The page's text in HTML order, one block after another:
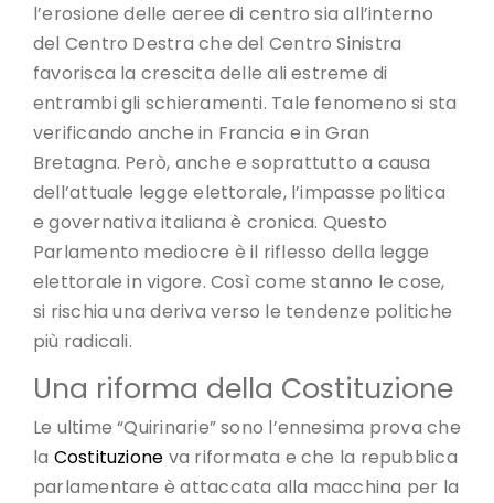
l’erosione delle aeree di centro sia all’interno
del Centro Destra che del Centro Sinistra
favorisca la crescita delle ali estreme di
entrambi gli schieramenti. Tale fenomeno si sta
verificando anche in Francia e in Gran
Bretagna. Però, anche e soprattutto a causa
dell’attuale legge elettorale, l’impasse politica
e governativa italiana è cronica. Questo
Parlamento mediocre è il riflesso della legge
elettorale in vigore. Così come stanno le cose,
si rischia una deriva verso le tendenze politiche
più radicali.
Una riforma della Costituzione
Le ultime “Quirinarie” sono l’ennesima prova che
la Costituzione va riformata e che la repubblica
parlamentare è attaccata alla macchina per la